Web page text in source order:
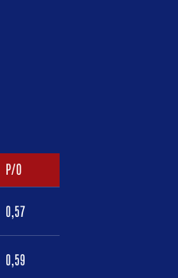
P/O
0,57
0,59